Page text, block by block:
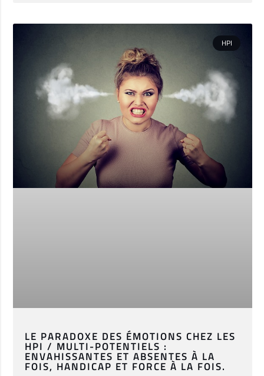
HPI
LE PARADOXE DES ÉMOTIONS CHEZ LES
HPI / MULTI-POTENTIELS :
ENVAHISSANTES ET ABSENTES À LA
FOIS, HANDICAP ET FORCE À LA FOIS.